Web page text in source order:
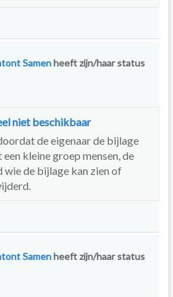
Samenheeft zijn/haar status
niet beschikbaar
de eigenaar de bijlage
kleine groep mensen, de
de bijlage kan zien of
Samenheeft zijn/haar status